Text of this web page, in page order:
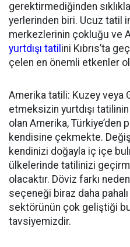
gerektirmediğinden
yerlerinden biri. Ucuz tatil
merkezlerinin çokluğu ve
yurtdışı tatil ini Kıbrıs’ta
çelen en önemli etkenler
Amerika tatili: Kuzey veya
etmeksizin yurtdışı
olan Amerika, Türkiye’den
kendisine çekmekte.
kendinizi doğayla iç içe
ülkelerinde tatilinizi
olacaktır. Döviz farkı
seçeneği biraz daha
sektörünün çok geliştiği
tavsiyemizdir.